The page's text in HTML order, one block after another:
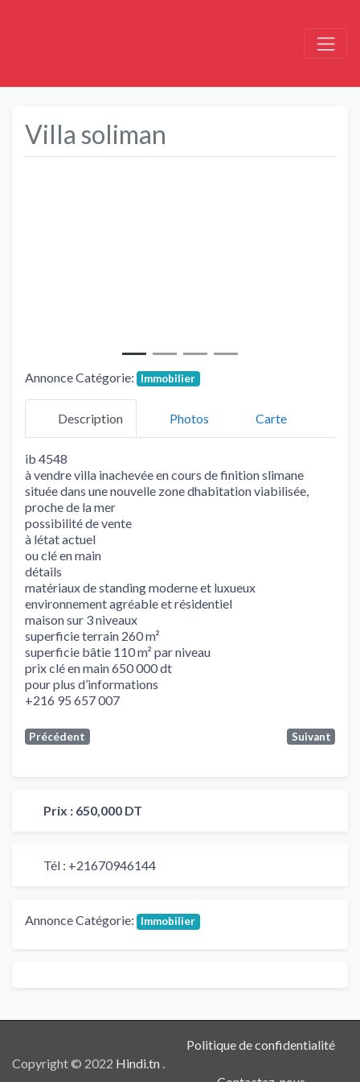
Villa soliman
Annonce Catégorie: Immobilier
Description Photos Carte
ib 4548
à vendre villa inachevée en cours de finition slimane
située dans une nouvelle zone dhabitation viabilisée,
proche de la mer
possibilité de vente
à létat actuel
ou clé en main
détails
matériaux de standing moderne et luxueux
environnement agréable et résidentiel
maison sur 3 niveaux
superficie terrain 260 m²
superficie bâtie 110 m² par niveau
prix clé en main 650 000 dt
pour plus d’informations
+216 95 657 007
Précédent Suivant
Prix : 650,000 DT
Tél : +21670946144
Annonce Catégorie: Immobilier
Copyright © 2022 Hindi.tn .
Politique de confidentialité